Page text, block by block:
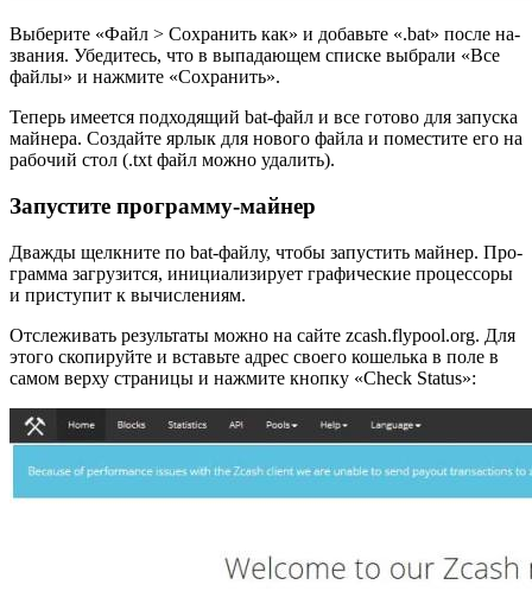
Вы­бе­ри­те «Файл > Со­хра­нить как» и до­бавь­те «.bat» после на­
зва­ния. Убе­ди­тесь, что в вы­па­да­ю­щем спис­ке вы­бра­ли «Все
файлы» и на­жми­те «Со­хра­нить».
Те­перь име­ет­ся под­хо­дя­щий bat-файл и все го­то­во для за­пус­ка
май­не­ра. Со­здай­те ярлык для но­во­го файла и по­ме­сти­те его на
ра­бо­чий стол (.txt файл можно уда­лить).
Запустите программу-майнер
Два­жды щелк­ни­те по bat-фай­лу, чтобы за­пу­стить май­нер. Про­
грам­ма за­гру­зит­ся, ини­ци­а­ли­зи­ру­ет гра­фи­че­ские про­цес­со­ры
и при­сту­пит к вы­чис­ле­ни­ям.
От­сле­жи­вать ре­зуль­та­ты можно на сайте zcash.flypool.org. Для
этого ско­пи­руй­те и вставь­те адрес сво­е­го ко­шель­ка в поле в
самом верху стра­ни­цы и на­жми­те кноп­ку «Check Status»: